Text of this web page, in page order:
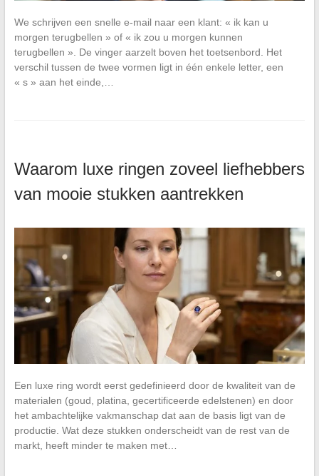
We schrijven een snelle e-mail naar een klant: « ik kan u
morgen terugbellen » of « ik zou u morgen kunnen
terugbellen ». De vinger aarzelt boven het toetsenbord. Het
verschil tussen de twee vormen ligt in één enkele letter, een
« s » aan het einde,…
Waarom luxe ringen zoveel liefhebbers
van mooie stukken aantrekken
Een luxe ring wordt eerst gedefinieerd door de kwaliteit van de
materialen (goud, platina, gecertificeerde edelstenen) en door
het ambachtelijke vakmanschap dat aan de basis ligt van de
productie. Wat deze stukken onderscheidt van de rest van de
markt, heeft minder te maken met…